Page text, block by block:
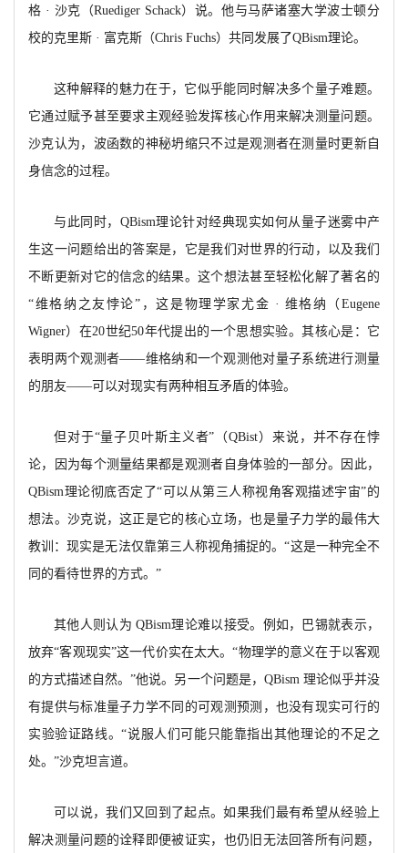
格 · 沙克（Ruediger Schack）说。他与马萨诸塞大学波士顿分
校的克里斯 · 富克斯（Chris Fuchs）共同发展了QBism理论。
这种解释的魅力在于，它似乎能同时解决多个量子难题。
它通过赋予甚至要求主观经验发挥核心作用来解决测量问题。
沙克认为，波函数的神秘坍缩只不过是观测者在测量时更新自
身信念的过程。
与此同时， QBism理论针对经典现实如何从量子迷雾中产
生这一问题给出的答案是，它是我们对世界的行动，以及我们
不断更新对它的信念的结果。这个想法甚至轻松化解了著名的
“维格纳之友悖论”，这是物理学家尤金 · 维格纳（Eugene
Wigner）在20世纪50年代提出的一个思想实验。其核心是：它
表明两个观测者——维格纳和一个观测他对量子系统进行测量
的朋友——可以对现实有两种相互矛盾的体验。
但对于“量子贝叶斯主义者”（QBist）来说，并不存在悖
论，因为每个测量结果都是观测者自身体验的一部分。因此，
QBism理论彻底否定了“可以从第三人称视角客观描述宇宙”的
想法。沙克说，这正是它的核心立场，也是量子力学的最伟大
教训：现实是无法仅靠第三人称视角捕捉的。“这是一种完全不
同的看待世界的方式。”
其他人则认为 QBism理论难以接受。例如，巴锡就表示，
放弃“客观现实”这一代价实在太大。“物理学的意义在于以客观
的方式描述自然。”他说。另一个问题是，QBism 理论似乎并没
有提供与标准量子力学不同的可观测预测，也没有现实可行的
实验验证路线。“说服人们可能只能靠指出其他理论的不足之
处。”沙克坦言道。
可以说，我们又回到了起点。如果我们最有希望从经验上
解决测量问题的诠释即便被证实，也仍旧无法回答所有问题，